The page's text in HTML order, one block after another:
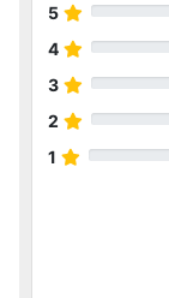
5
4
3
2
1